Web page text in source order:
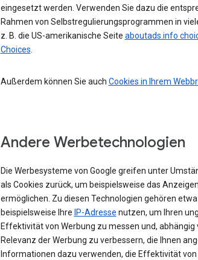
eingesetzt werden. Verwenden Sie dazu die
Rahmen von Selbstregulierungsprogrammen in
z. B. die US-amerikanische Seite aboutads.info
Choices.
Außerdem können Sie auch Cookies in Ihrem
Andere Werbetechnologien
Die Werbesysteme von Google greifen unter
als Cookies zurück, um beispielsweise das
ermöglichen. Zu diesen Technologien gehören
beispielsweise Ihre IP-Adresse nutzen, um Ihren
Effektivität von Werbung zu messen und, abhängig
Relevanz der Werbung zu verbessern, die Ihnen
Informationen dazu verwenden, die Effektivität